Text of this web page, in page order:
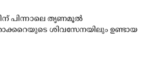
പിന്നാലെ തൃണമൂല്‍
ശിവസേനയിലും ഉണ്ടായ